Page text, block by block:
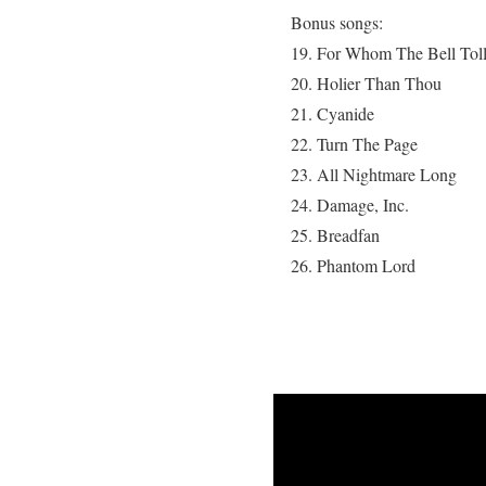
Bonus songs:
19. For Whom The Bell
20. Holier Than Thou
21. Cyanide
22. Turn The Page
23. All Nightmare Long
24. Damage, Inc.
25. Breadfan
26. Phantom Lord